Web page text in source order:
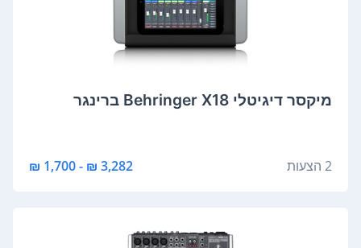
‏מיקסר דיגיטלי Behringer X18 ברינגר
2 הצעות 3,282 ₪ - 1,700 ₪